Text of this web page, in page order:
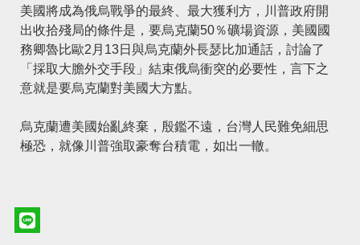
美國將成為俄烏戰爭的最終、最大獲利方，川普政府開
出收拾殘局的條件是，要烏克蘭50％礦場資源，美國國
務卿魯比歐2月13日與烏克蘭外長瑟比加通話，討論了
「採取大膽外交手段」結束俄烏衝突的必要性，言下之
意就是要烏克蘭對美國大方點。
烏克蘭遭美國始亂終棄，殷鑑不遠，台灣人民難免細思
極恐，就像川普強取豪奪台積電，如出一轍。